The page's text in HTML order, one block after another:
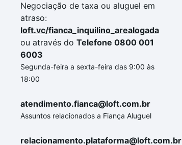
Negociação de taxa ou aluguel em
atraso:
loft.vc/fianca_inquilino_arealogada
ou através do Telefone 0800 001
6003
Segunda-feira a sexta-feira das 9:00 às
18:00
atendimento.fianca@loft.com.br
Assuntos relacionados a Fiança Aluguel
relacionamento.plataforma@loft.com.br